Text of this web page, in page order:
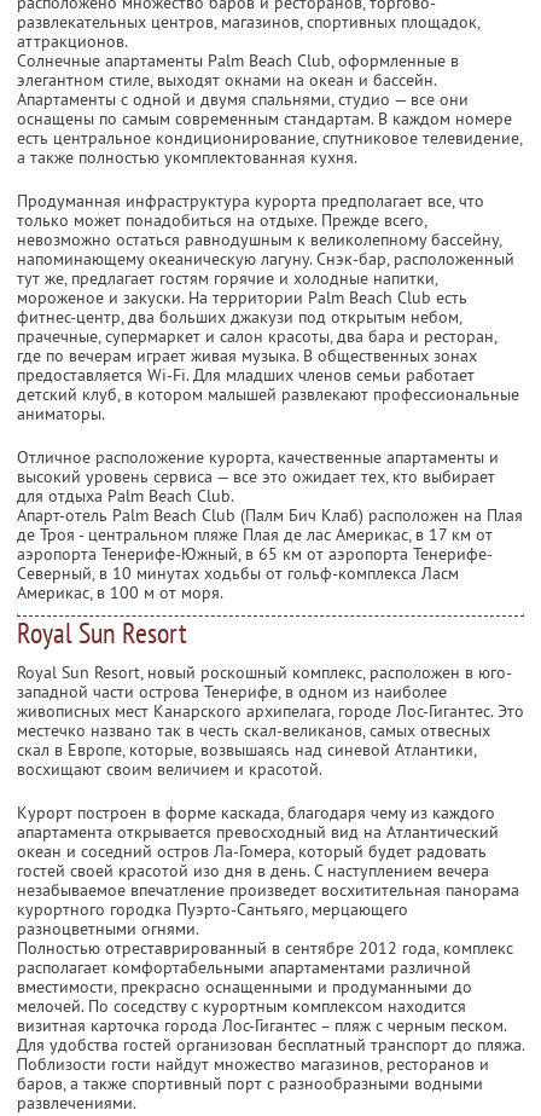
развлекательных центров, магазинов, спортивных площадок,
аттракционов.
Солнечные апартаменты Palm Beach Club, оформленные в
элегантном стиле, выходят окнами на океан и бассейн.
Апартаменты с одной и двумя спальнями, студио — все они
оснащены по самым современным стандартам. В каждом номере
есть центральное кондиционирование, спутниковое телевидение,
а также полностью укомплектованная кухня.
Продуманная инфраструктура курорта предполагает все, что
только может понадобиться на отдыхе. Прежде всего,
невозможно остаться равнодушным к великолепному бассейну,
напоминающему океаническую лагуну. Снэк-бар, расположенный
тут же, предлагает гостям горячие и холодные напитки,
мороженое и закуски. На территории Palm Beach Club есть
фитнес-центр, два больших джакузи под открытым небом,
прачечные, супермаркет и салон красоты, два бара и ресторан,
где по вечерам играет живая музыка. В общественных зонах
предоставляется Wi-Fi. Для младших членов семьи работает
детский клуб, в котором малышей развлекают профессиональные
аниматоры.
Отличное расположение курорта, качественные апартаменты и
высокий уровень сервиса — все это ожидает тех, кто выбирает
для отдыха Palm Beach Club.
Апарт-отель Palm Beach Club (Палм Бич Клаб) расположен на Плая
де Троя - центральном пляже Плая де лас Америкас, в 17 км от
аэропорта Тенерифе-Южный, в 65 км от аэропорта Тенерифе-
Северный, в 10 минутах ходьбы от гольф-комплекса Ласм
Америкас, в 100 м от моря.
Royal Sun Resort
Royal Sun Resort, новый роскошный комплекс, расположен в юго-
западной части острова Тенерифе, в одном из наиболее
живописных мест Канарского архипелага, городе Лос-Гигантес. Это
местечко названо так в честь скал-великанов, самых отвесных
скал в Европе, которые, возвышаясь над синевой Атлантики,
восхищают своим величием и красотой.
Курорт построен в форме каскада, благодаря чему из каждого
апартамента открывается превосходный вид на Атлантический
океан и соседний остров Ла-Гомера, который будет радовать
гостей своей красотой изо дня в день. С наступлением вечера
незабываемое впечатление произведет восхитительная панорама
курортного городка Пуэрто-Сантьяго, мерцающего
разноцветными огнями.
Полностью отреставрированный в сентябре 2012 года, комплекс
располагает комфортабельными апартаментами различной
вместимости, прекрасно оснащенными и продуманными до
мелочей. По соседству с курортным комплексом находится
визитная карточка города Лос-Гигантес – пляж с черным песком.
Для удобства гостей организован бесплатный транспорт до пляжа.
Поблизости гости найдут множество магазинов, ресторанов и
баров, а также спортивный порт с разнообразными водными
развлечениями.